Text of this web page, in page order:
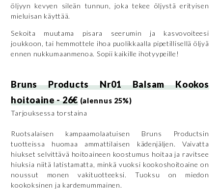
öljyyn kevyen sileän tunnun, joka tekee öljystä erityisen
mieluisan käyttää.
Sekoita muutama pisara seerumin ja kasvovoiteesi
joukkoon, tai hemmottele ihoa puolikkaalla pipetillisellä öljyä
ennen nukkumaanmenoa. Sopii kaikille ihotyypeille!
Bruns Products Nr01 Balsam Kookos
hoitoaine - 26€(alennus 25%)
Tarjouksessa torstaina
Ruotsalaisen kampaamolaatuisen Bruns Productsin
tuotteissa huomaa ammattilaisen kädenjäljen. Vaivatta
hiukset selvittävä hoitoaineen koostumus hoitaa ja ravitsee
hiuksia niitä latistamatta, minkä vuoksi kookoshoitoaine on
noussut monen vakituotteeksi. Tuoksu on miedon
kookoksinen ja kardemummainen.